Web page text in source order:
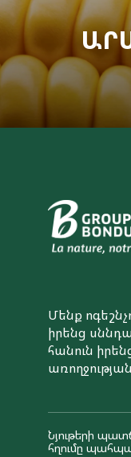
Մենք
իրենց
հանուն
առողջության
Նյութերի
հղումը